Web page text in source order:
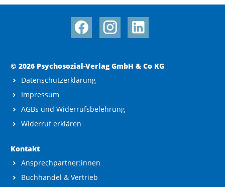
© 2026 Psychosozial-Verlag GmbH & Co KG
Datenschutzerklärung
Impressum
AGBs und Widerrufsbelehrung
Widerruf erklären
Kontakt
Ansprechpartner:innen
Buchhandel & Vertrieb